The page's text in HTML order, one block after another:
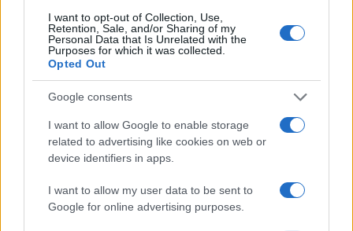
I want to opt-out of Collection, Use,
Retention, Sale, and/or Sharing of my
Personal Data that Is Unrelated with the
Purposes for which it was collected.
Opted Out
Google consents
I want to allow Google to enable storage
related to advertising like cookies on web or
device identifiers in apps.
I want to allow my user data to be sent to
Google for online advertising purposes.